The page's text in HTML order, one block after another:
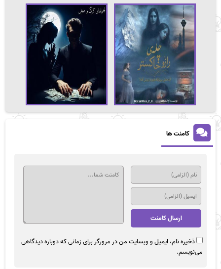
کامنت ها
ذخیره نام، ایمیل و وبسایت من در مرورگر برای زمانی که دوباره دیدگاهی
می‌نویسم.